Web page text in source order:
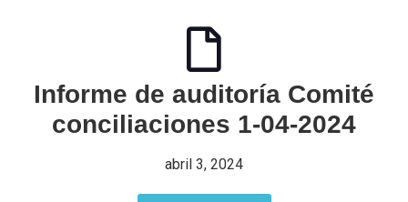
Hábitat de Medellín
Servicios
Mejoramiento de
Vivienda
Notificaciones
Informe de auditoría Comité
conciliaciones 1-04-2024
abril 3, 2024